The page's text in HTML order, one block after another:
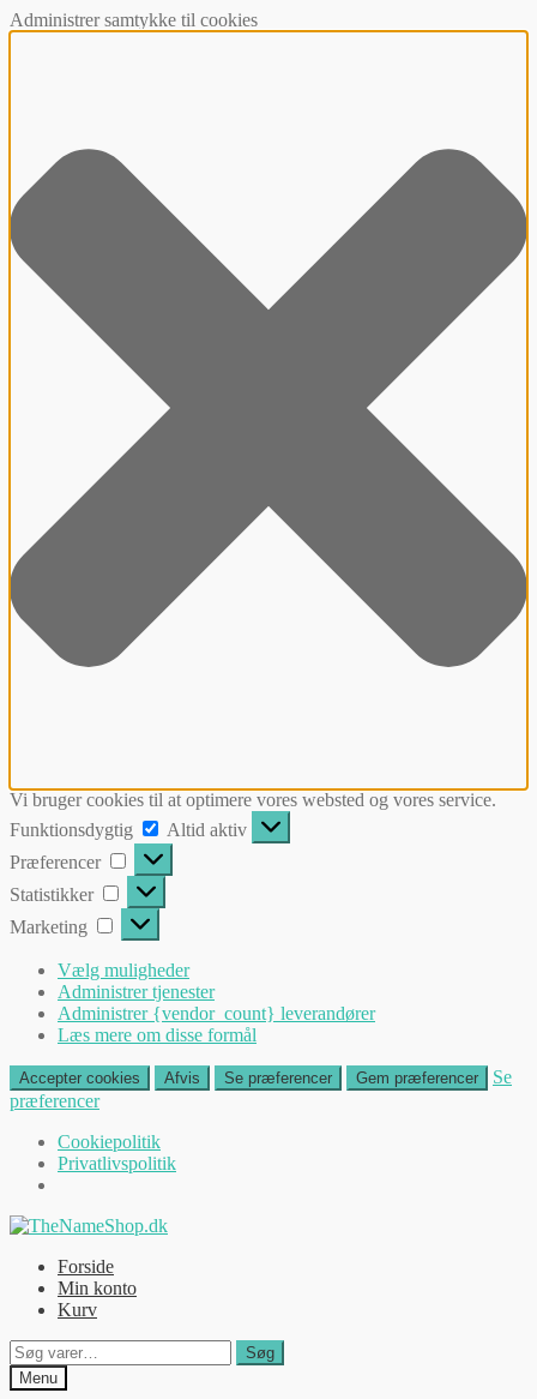
Administrer samtykke til cookies
Vi bruger cookies til at optimere vores websted og vores service.
Funktionsdygtig
Funktionsdygtig
Altid aktiv
Præferencer
Præferencer
Statistikker Statistikker
Marketing Marketing
Vælg muligheder
Administrer tjenester
Administrer {vendor_count} leverandører
Læs mere om disse formål
Accepter cookies Afvis Se præferencer Gem præferencer
Se
præferencer
Cookiepolitik
Privatlivspolitik
Spring
navigation
Spring
indholdForside
Min konto
Kurv
Søg
efter:
Søg
Menu